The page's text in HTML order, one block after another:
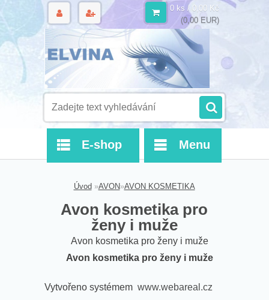
0 ks / 0,00 Kč
(0,00 EUR)
E-shop Menu
Úvod »AVON»AVON KOSMETIKA
Avon kosmetika pro
ženy i muže
Avon kosmetika pro ženy i muže
Avon kosmetika pro ženy i muže
Vytvořeno systémem www.webareal.cz